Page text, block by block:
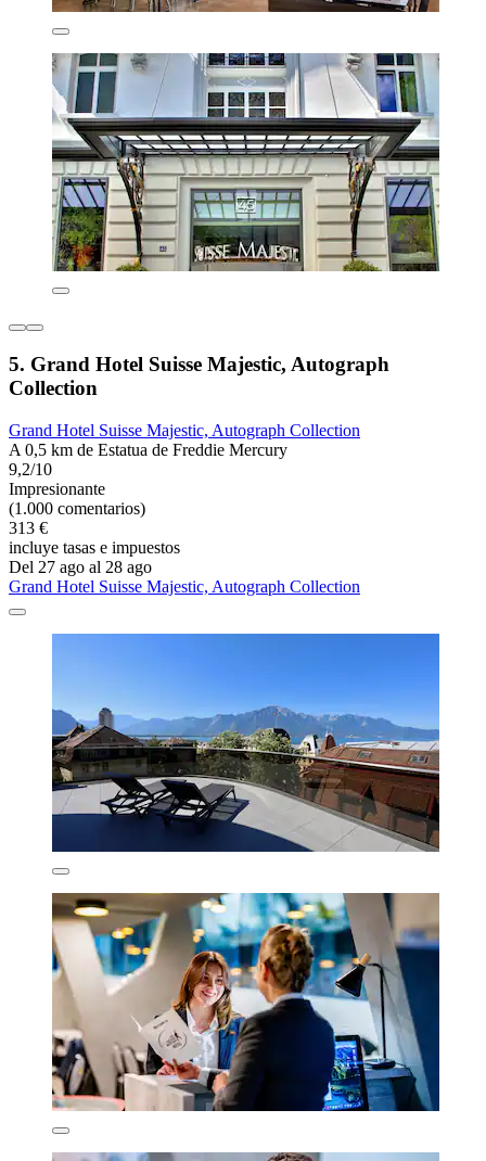
5. Grand Hotel Suisse Majestic, Autograph
Collection
Grand Hotel Suisse Majestic, Autograph Collection
A 0,5 km de Estatua de Freddie Mercury
9,2/10
Impresionante
(1.000 comentarios)
313 €
incluye tasas e impuestos
Del 27 ago al 28 ago
Grand Hotel Suisse Majestic, Autograph Collection